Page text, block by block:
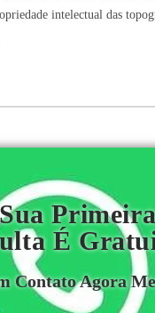
intelectual das
É
Contato Agora